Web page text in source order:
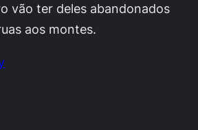
vão ter deles abandonados
aos montes.